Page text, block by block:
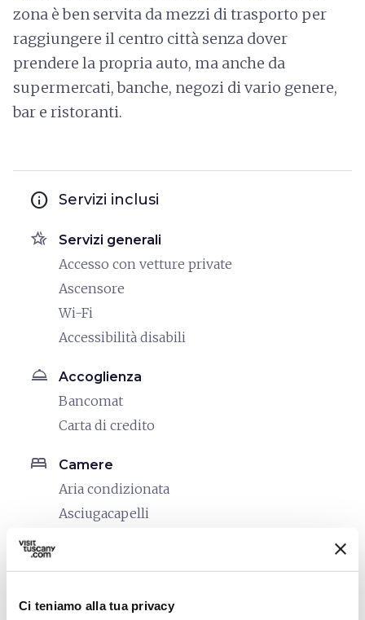
Ci teniamo alla tua privacy
zona è ben servita da mezzi di trasporto per
raggiungere il centro città senza dover
prendere la propria auto, ma anche da
supermercati, banche, negozi di vario genere,
bar e ristoranti.
info Servizi inclusi
hotel_class Servizi generali
Accesso con vetture private
Ascensore
Wi-Fi
Accessibilità disabili
room_service Accoglienza
Bancomat
Carta di credito
bed Camere
Aria condizionata
Asciugacapelli
local_parking Parcheggio